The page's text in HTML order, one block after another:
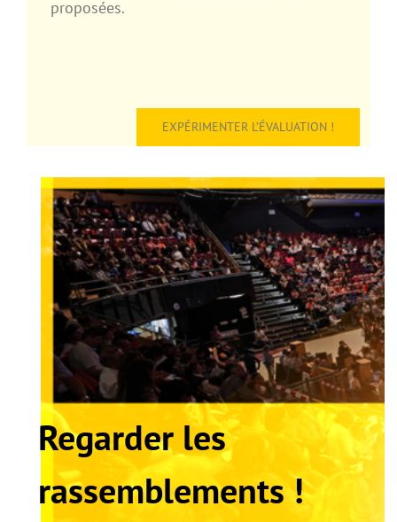
proposées.
EXPÉRIMENTER L’ÉVALUATION !
Regarder les
rassemblements !